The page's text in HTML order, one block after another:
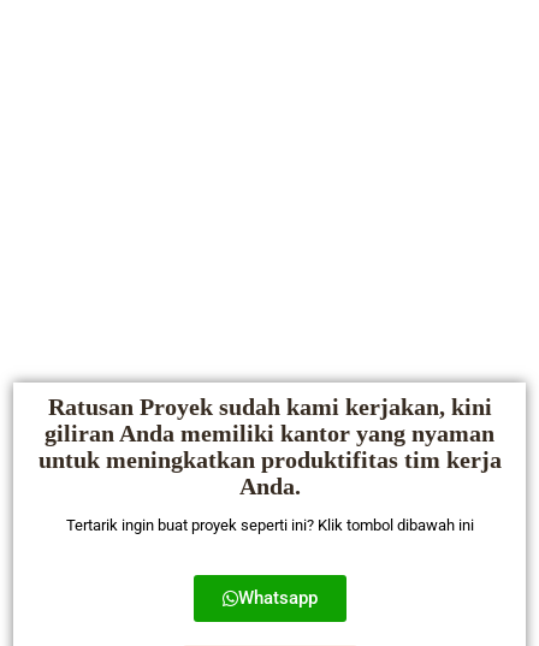
Ratusan Proyek sudah kami kerjakan, kini
giliran Anda memiliki kantor yang nyaman
untuk meningkatkan produktifitas tim kerja
Anda.
Tertarik ingin buat proyek seperti ini? Klik tombol dibawah ini
Whatsapp